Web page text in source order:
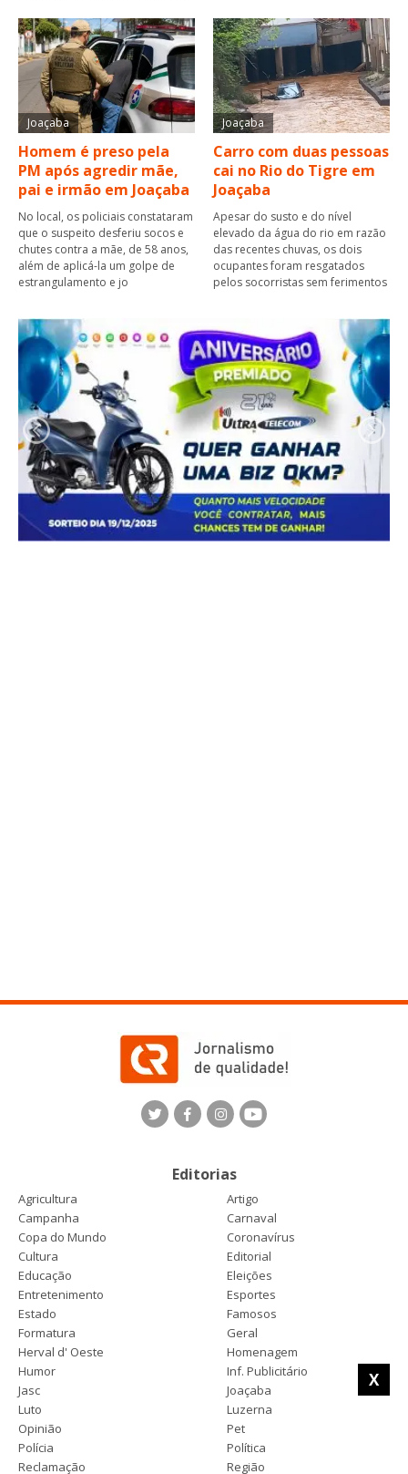
Joaçaba
Homem é preso pela
PM após agredir mãe,
pai e irmão em Joaçaba
No local, os policiais constataram
que o suspeito desferiu socos e
chutes contra a mãe, de 58 anos,
além de aplicá-la um golpe de
estrangulamento e jo
Joaçaba
Carro com duas pessoas
cai no Rio do Tigre em
Joaçaba
Apesar do susto e do nível
elevado da água do rio em razão
das recentes chuvas, os dois
ocupantes foram resgatados
pelos socorristas sem ferimentos
X
Editorias
Agricultura
Artigo
Campanha
Carnaval
Copa do Mundo
Coronavírus
Cultura
Editorial
Educação
Eleições
Entretenimento
Esportes
Estado
Famosos
Formatura
Geral
Herval d' Oeste
Homenagem
Humor
Inf. Publicitário
Jasc
Joaçaba
Luto
Luzerna
Opinião
Pet
Polícia
Política
Reclamação
Região